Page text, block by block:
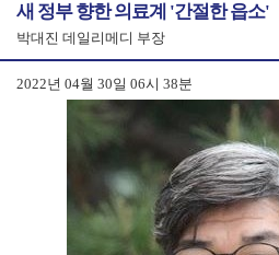
새 정부 향한 의료계 '간절한 읍소'
박대진 데일리메디 부장
2022년 04월 30일 06시 38분